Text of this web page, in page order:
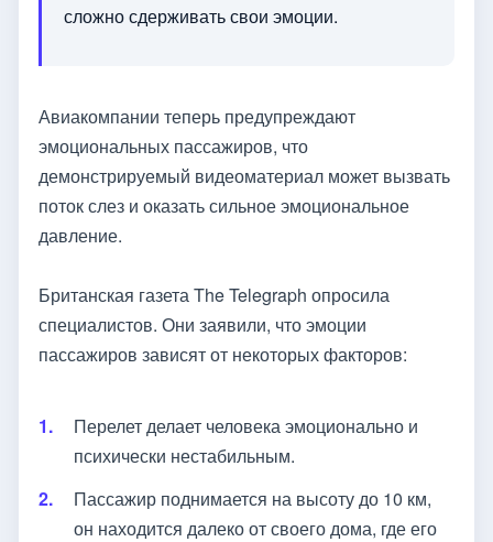
сложно сдерживать свои эмоции.
Авиакомпании теперь предупреждают
эмоциональных пассажиров, что
демонстрируемый видеоматериал может вызвать
поток слез и оказать сильное эмоциональное
давление.
Британская газета The Telegraph опросила
специалистов. Они заявили, что эмоции
пассажиров зависят от некоторых факторов:
Перелет делает человека эмоционально и
психически нестабильным.
Пассажир поднимается на высоту до 10 км,
он находится далеко от своего дома, где его